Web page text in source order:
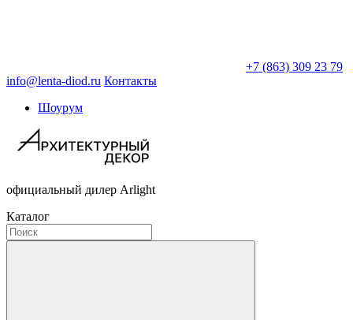
+7 (863) 309 23 79
info@lenta-diod.ru Контакты
Шоурум
официальный дилер Arlight
Каталог